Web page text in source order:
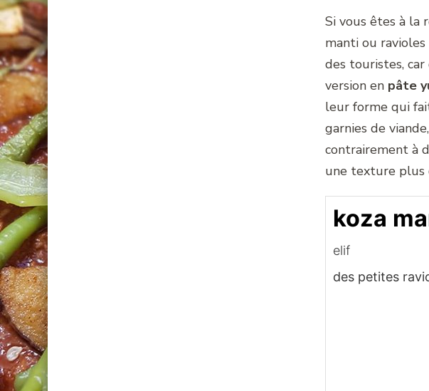
Si vous êtes à la
manti ou
des touristes,
version en pâte
leur forme qui
garnies de
contrairement à
une texture plus
koza
elif
des petites